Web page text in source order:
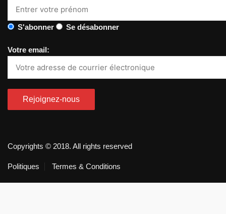
S'abonner Se désabonner
Votre email:
Copyrights © 2018. All rights reserved
Politiques Termes & Conditions